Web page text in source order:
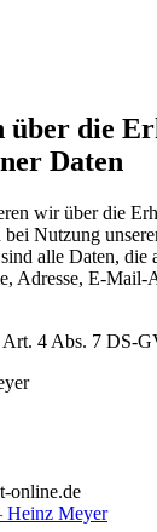
über die
Daten
wir über die
Nutzung
alle Daten, die
Adresse, E-Mail-
4 Abs. 7 DS-
online.de
Heinz Meyer